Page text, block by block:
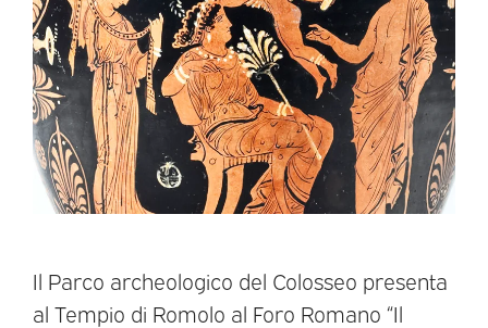
Il Parco archeologico del Colosseo presenta
al Tempio di Romolo al Foro Romano “Il